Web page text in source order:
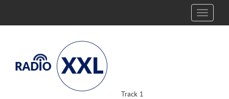
Toggle
Track 1